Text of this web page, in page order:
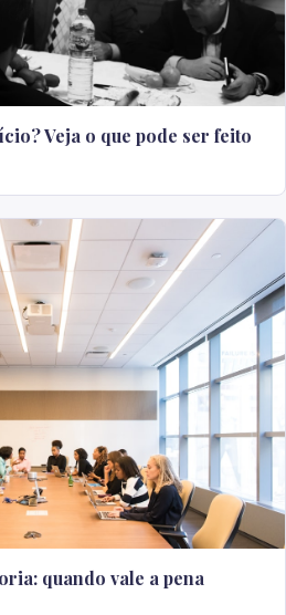
Veja o que pode ser feito
quando vale a pena